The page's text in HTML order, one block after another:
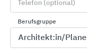
Telefon (optional)
Berufsgruppe